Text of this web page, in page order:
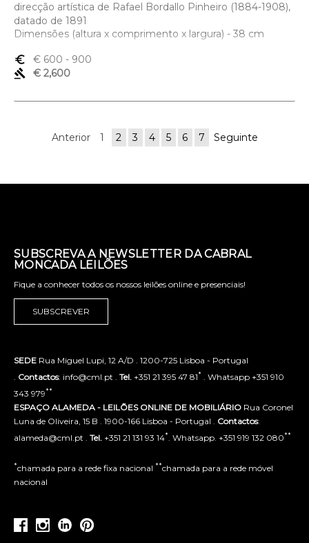
direcção artística de Rafael Bordallo Pinheiro (1884-1908),
datado de 1891
Dimensões (altura x comprimento x largura) - 38 cm
euro_symbol € 600 - 900
gavel
€ 2,600
Anterior 1 2 3 4 5 6 7 Seguinte
SUBSCREVA A NEWSLETTER DA CABRAL
MONCADA LEILÕES
Fique a conhecer todos os nossos leilões online e presenciais!
SUBSCREVER
SEDE Rua Miguel Lupi, 12 A/D . 1200-725 Lisboa - Portugal
. Contactos: info@cml.pt . Tel. +351 21 395 47 81* . Whatsapp +351 910
343 979**
ESPAÇO ALAMEDA - LEILÕES ONLINE DE MOBILIÁRIO Rua Coronel
Luna de Oliveira, 15 B . 1900-166 Lisboa - Portugal . Contactos:
alameda@cml.pt . Tel. +351 21 131 93 14*. Whatsapp. +351 919 132 080**
*chamada para a rede fixa nacional **chamada para a rede móvel
nacional